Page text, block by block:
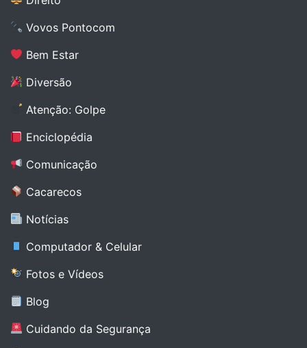
Vovos Pontocom
Bem Estar
Diversão
Atenção: Golpe
Enciclopédia
Comunicação
Cacarecos
Notícias
Computador & Celular
Fotos e Vídeos
Blog
Cuidando da Segurança